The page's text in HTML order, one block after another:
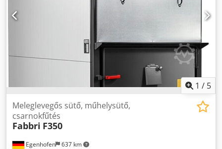
1 / 5
Egenhofen 637 km
Meleglevegős sütő, műhelysütő,
csarnokfűtés
Fabbri F350